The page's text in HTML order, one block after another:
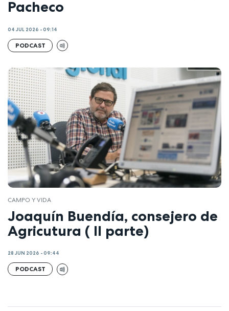
Pacheco
04 JUL 2026 - 09:14
PODCAST
CAMPO Y VIDA
Joaquín Buendía, consejero de
Agricutura ( II parte)
28 JUN 2026 - 09:44
PODCAST